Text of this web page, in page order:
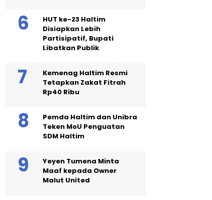
HUT ke-23 Haltim
Disiapkan Lebih
Partisipatif, Bupati
Libatkan Publik
Kemenag Haltim Resmi
Tetapkan Zakat Fitrah
Rp40 Ribu
Pemda Haltim dan Unibra
Teken MoU Penguatan
SDM Haltim
Yeyen Tumena Minta
Maaf kepada Owner
Malut United